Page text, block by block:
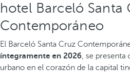
hotel Barceló Santa
Contemporáneo
El Barceló Santa Cruz
íntegramente en 2026, se
urbano en el corazón de la capital